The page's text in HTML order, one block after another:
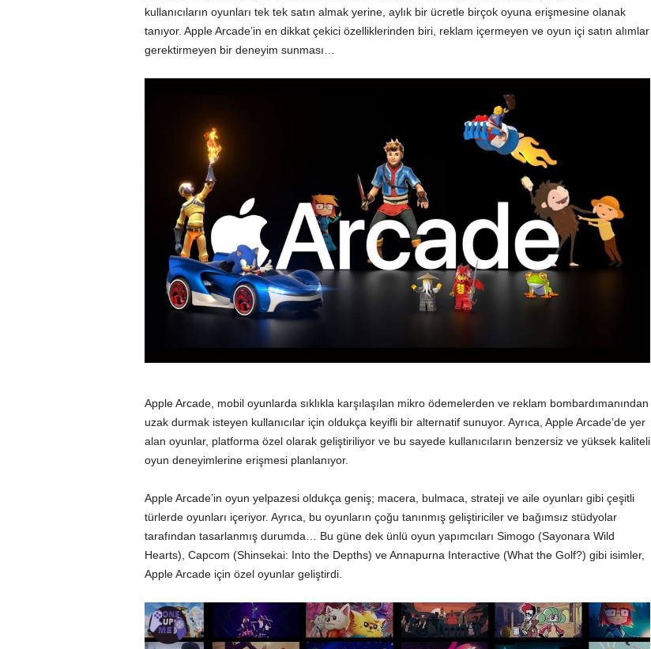
kullanıcıların oyunları tek tek satın almak yerine, aylık bir ücretle birçok oyuna erişmesine olanak
tanıyor. Apple Arcade’in en dikkat çekici özelliklerinden biri, reklam içermeyen ve oyun içi satın alımlar
gerektirmeyen bir deneyim sunması…
Apple Arcade, mobil oyunlarda sıklıkla karşılaşılan mikro ödemelerden ve reklam bombardımanından
uzak durmak isteyen kullanıcılar için oldukça keyifli bir alternatif sunuyor. Ayrıca, Apple Arcade’de yer
alan oyunlar, platforma özel olarak geliştiriliyor ve bu sayede kullanıcıların benzersiz ve yüksek kaliteli
oyun deneyimlerine erişmesi planlanıyor.
Apple Arcade’in oyun yelpazesi oldukça geniş; macera, bulmaca, strateji ve aile oyunları gibi çeşitli
türlerde oyunları içeriyor. Ayrıca, bu oyunların çoğu tanınmış geliştiriciler ve bağımsız stüdyolar
tarafından tasarlanmış durumda… Bu güne dek ünlü oyun yapımcıları Simogo (Sayonara Wild
Hearts), Capcom (Shinsekai: Into the Depths) ve Annapurna Interactive (What the Golf?) gibi isimler,
Apple Arcade için özel oyunlar geliştirdi.